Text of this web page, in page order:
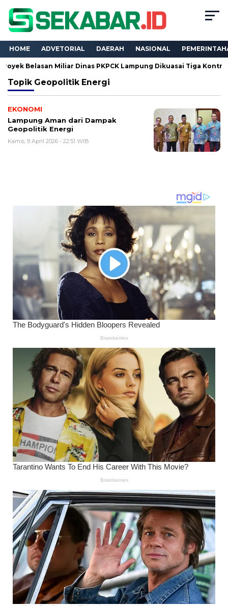
HOME ADVETORIAL DAERAH NASIONAL
Belasan Miliar Dinas PKPCK Lampung Dikuasai Tiga Kontraktor,
Topik Geopolitik Energi
EKONOMI
Lampung Aman dari Dampak
Geopolitik Energi
Kamis, 9 April 2026 - 22:51 WIB